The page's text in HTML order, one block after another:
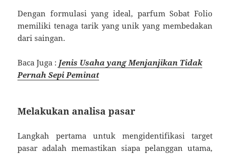
Dengan formulasi yang ideal, parfum Sobat Folio
memiliki tenaga tarik yang unik yang membedakan
dari saingan.
Baca Juga : Jenis Usaha yang Menjanjikan Tidak
Pernah Sepi Peminat
Melakukan analisa pasar
Langkah pertama untuk mengidentifikasi target
pasar adalah memastikan siapa pelanggan utama,